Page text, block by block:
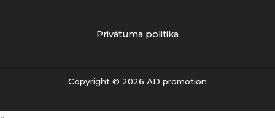
Privātuma politika
Copyright © 2026 AD promotion